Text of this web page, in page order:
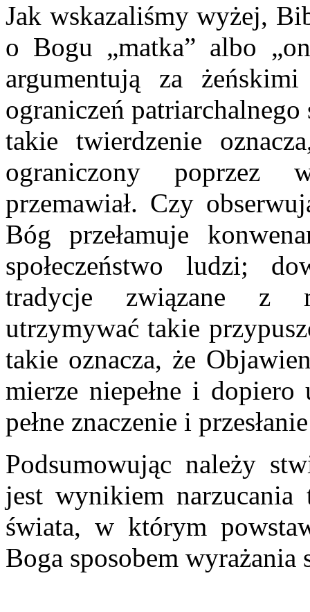
Jak wskazaliśmy wyżej,
o Bogu „matka” albo
argumentują za
ograniczeń
takie twierdzenie
ograniczony poprzez
przemawiał. Czy
Bóg przełamuje
społeczeństwo ludzi;
tradycje związane z
utrzymywać takie
takie oznacza, że
mierze niepełne i
pełne znaczenie i
Podsumowując należy
jest wynikiem
świata, w którym
Boga sposobem wyrażania